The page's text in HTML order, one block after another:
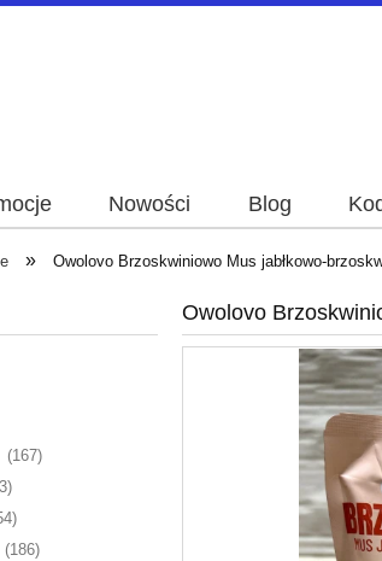
Nowości Blog
» Owolovo Brzoskwiniowo Mus jabłkowo-
(167)
(186)
Owolovo